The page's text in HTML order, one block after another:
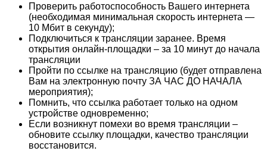
Проверить работоспособность Вашего интернета
(необходимая минимальная скорость интернета —
10 Мбит в секунду);
Подключиться к трансляции заранее. Время
открытия онлайн-площадки – за 10 минут до начала
трансляции
Пройти по ссылке на трансляцию (будет отправлена
Вам на электронную почту ЗА ЧАС ДО НАЧАЛА
мероприятия);
Помнить, что ссылка работает только на одном
устройстве одновременно;
Если возникнут помехи во время трансляции –
обновите ссылку площадки, качество трансляции
восстановится.